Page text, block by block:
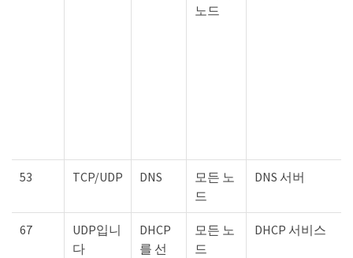
노드
53 TCP/UDP DNS
모든 노
드
DNS 서버
67
UDP입니
다
DHCP
를 선
모든 노
드
DHCP 서비스